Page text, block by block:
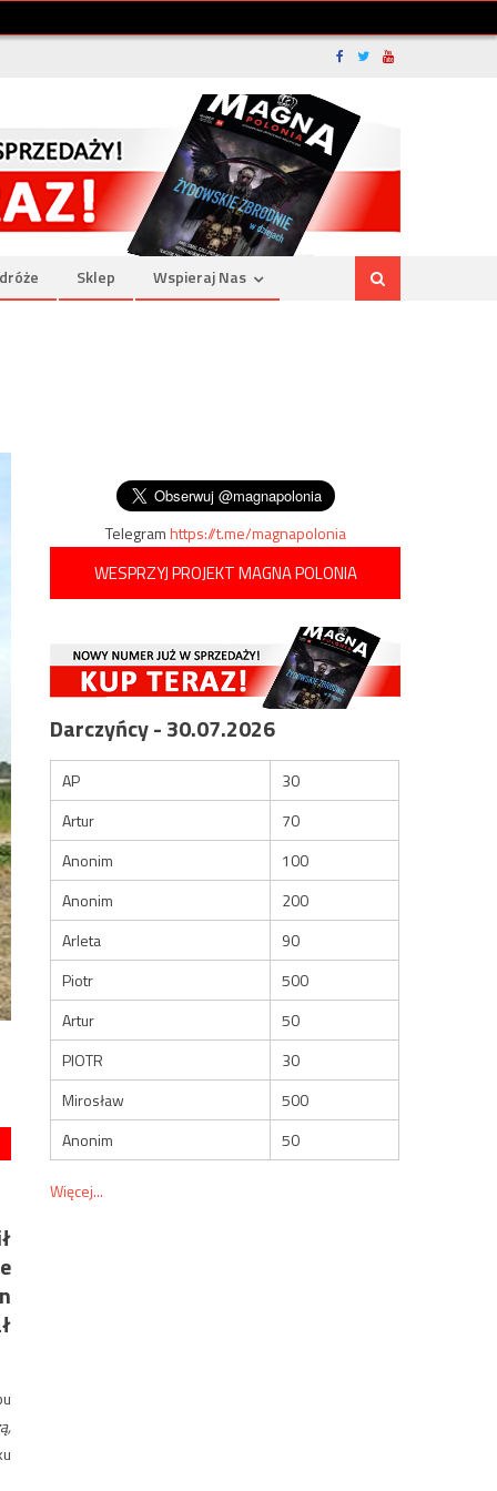
Sklep Wspieraj Nas
Telegramhttps://t.me/magnapolonia
WESPRZYJ PROJEKT MAGNA POLONIA
Darczyńcy - 30.07.2026
AP
30
Artur
70
Anonim
100
Anonim
200
Arleta
90
Piotr
500
Artur
50
PIOTR
30
Mirosław
500
Anonim
50
Więcej...